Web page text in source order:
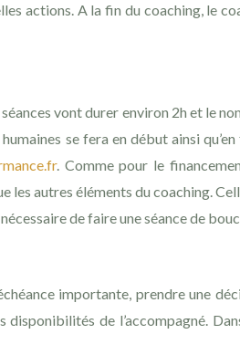
actions. A la fin du coaching, le
vont durer environ 2h et le
se fera en début ainsi qu’en
. Comme pour le
autres éléments du coaching.
de faire une séance de
importante, prendre une
de l’accompagné.